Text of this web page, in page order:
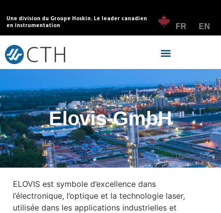
Une division du Groupe Hoskin. Le leader canadien
en instrumentation
FR EN
Elovis-GmbH
ELOVIS est symbole d’excellence dans
l’électronique, l’optique et la technologie laser,
utilisée dans les applications industrielles et